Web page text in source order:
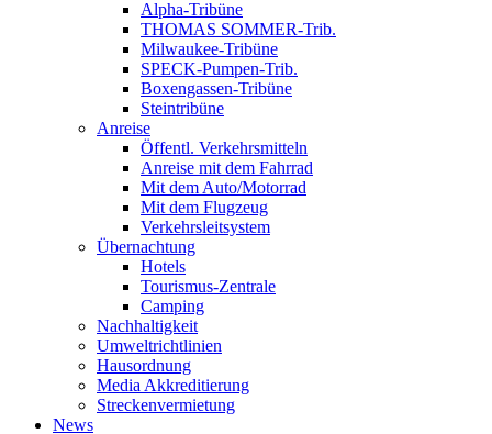
Alpha-Tribüne
THOMAS SOMMER-Trib.
Milwaukee-Tribüne
SPECK-Pumpen-Trib.
Boxengassen-Tribüne
Steintribüne
Anreise
Öffentl. Verkehrsmitteln
Anreise mit dem Fahrrad
Mit dem Auto/Motorrad
Mit dem Flugzeug
Verkehrsleitsystem
Übernachtung
Hotels
Tourismus-Zentrale
Camping
Nachhaltigkeit
Umweltrichtlinien
Hausordnung
Media Akkreditierung
Streckenvermietung
News